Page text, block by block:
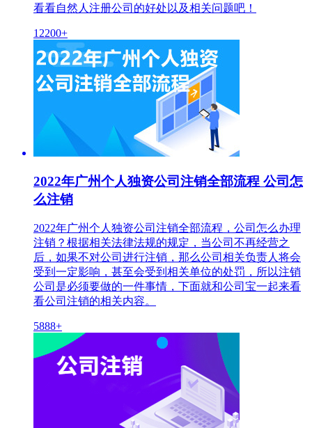
看看自然人注册公司的好处以及相关问题吧！
12200+
2022年广州个人独资公司注销全部流程 公司怎
么注销
2022年广州个人独资公司注销全部流程，公司怎么办理
注销？根据相关法律法规的规定，当公司不再经营之
后，如果不对公司进行注销，那么公司相关负责人将会
受到一定影响，甚至会受到相关单位的处罚，所以注销
公司是必须要做的一件事情，下面就和公司宝一起来看
看公司注销的相关内容。
5888+